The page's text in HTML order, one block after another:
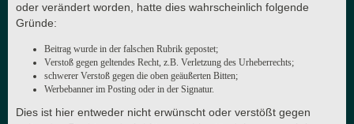
oder verändert worden, hatte dies wahrscheinlich folgende
Gründe:
Beitrag wurde in der falschen Rubrik gepostet;
Verstoß gegen geltendes Recht, z.B. Verletzung des Urheberrechts;
schwerer Verstoß gegen die oben geäußerten Bitten;
Werbebanner im Posting oder in der Signatur.
Dies ist hier entweder nicht erwünscht oder verstößt gegen